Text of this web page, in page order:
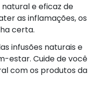
e eficaz de
as inflamações, os
certa.
infusões naturais e
estar. Cuide de você
com os produtos da